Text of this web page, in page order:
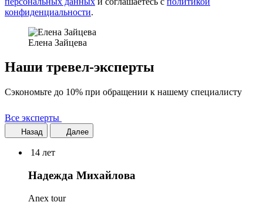
конфиденциальности.
Елена Зайцева
Наши тревел-эксперты
Сэкономьте до 10% при обращении к нашему специалисту
Все эксперты
Назад Далее
14 лет
Надежда Михайлова
Anex tour